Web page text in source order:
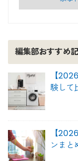
編集部おすすめ
【
験して
【
ンまと